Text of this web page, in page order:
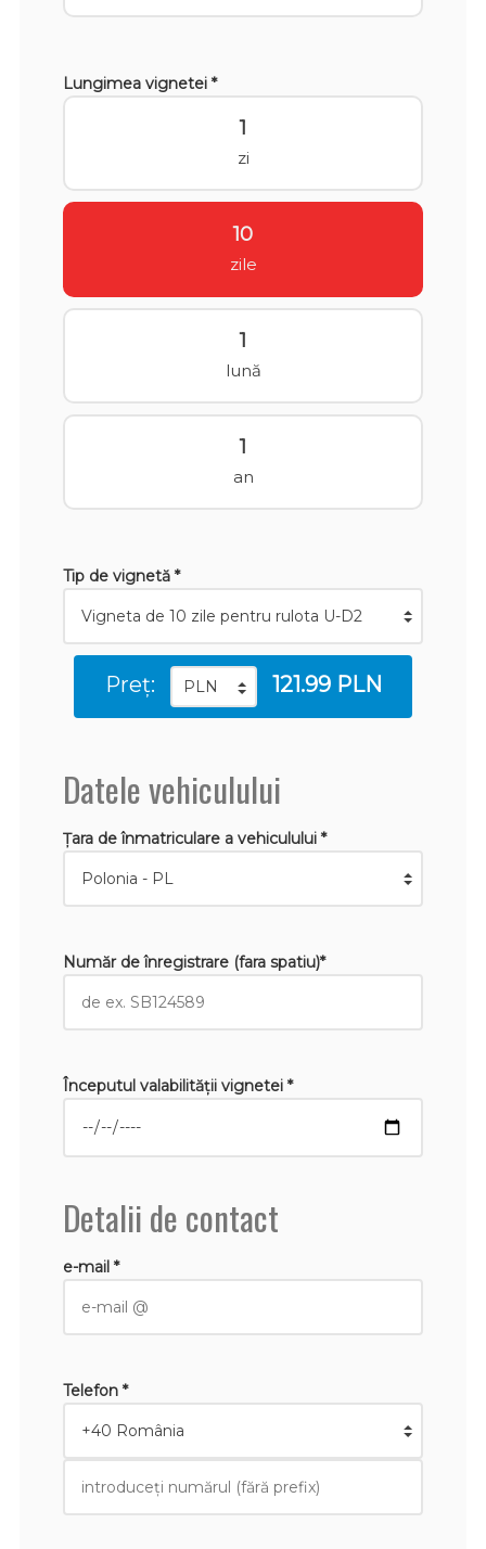
Lungimea vignetei *
1
zi
10
zile
1
lună
1
an
Tip de vignetă *
Preț: 121.99 PLN
Datele vehiculului
Țara de înmatriculare a vehiculului *
Număr de înregistrare (fara spatiu)*
Începutul valabilităţii vignetei *
Detalii de contact
e-mail *
Telefon *